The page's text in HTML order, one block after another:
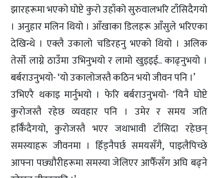
झारहरूमा भएको घोप्टे कुरो उहाँको सुरुवालभरि टाँसिदैगयो
। अनुहार मलिन थियो । आँखाका डिलहरू आँसुले भरिएका
देखिन्थे । एक्लै उकालो चडिरहनु भएको थियो । अलिक
तेर्सो लाग्ने ठाउँमा उभिनुभयो र लामो खुइइई.. काढ्नुभयो ।
बर्बराउनुभयो- ‘यो उकालोजस्तै कठिन भयो जीवन पनि ।’
उभिएरै थकाइ मार्नुभयो । फेरि बर्बराउनुभयो- ‘यिनै घोप्टे
कुरोजस्तै रहेछ व्यवहार पनि । उमेर र समय जति
हर्किँदैगयो, कुरोजस्तै भएर जथाभावी टाँसिदा रहेछन्
समस्याहरू जीवनमा । हिँड्नैपर्छ समयसँगै, पाइलैपिच्छे
आफ्ना पछ्यौरीहरूमा समस्या जेलिएर आफैँसँग अघि बढ्ने